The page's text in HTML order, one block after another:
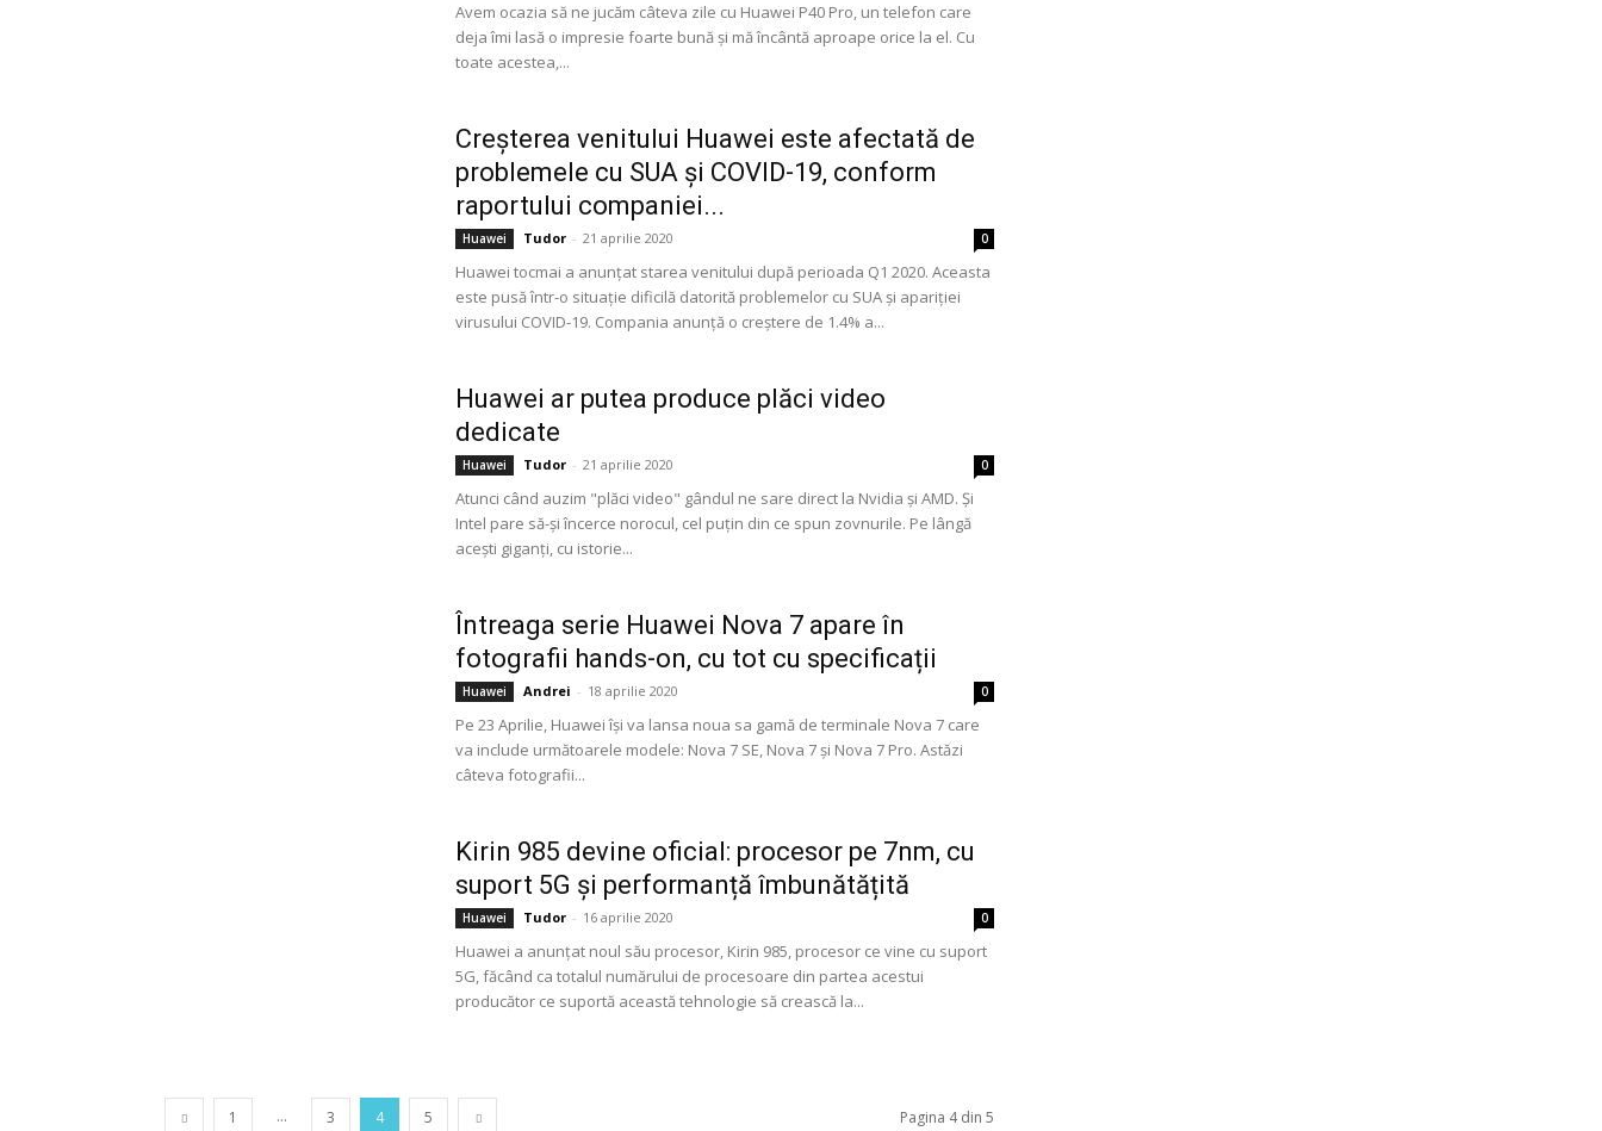
Avem ocazia să ne jucăm câteva zile cu Huawei P40 Pro, un telefon care
deja îmi lasă o impresie foarte bună și mă încântă aproape orice la el. Cu
toate acestea,...
Creșterea venitului Huawei este afectată de
problemele cu SUA și COVID-19, conform
raportului companiei...
Huawei Tudor - 21 aprilie 2020 0
Huawei tocmai a anunțat starea venitului după perioada Q1 2020. Aceasta
este pusă într-o situație dificilă datorită problemelor cu SUA și apariției
virusului COVID-19. Compania anunță o creștere de 1.4% a...
Huawei ar putea produce plăci video
dedicate
Huawei Tudor - 21 aprilie 2020 0
Atunci când auzim "plăci video" gândul ne sare direct la Nvidia și AMD. Și
Intel pare să-și încerce norocul, cel puțin din ce spun zovnurile. Pe lângă
acești giganți, cu istorie...
Întreaga serie Huawei Nova 7 apare în
fotografii hands-on, cu tot cu specificații
Huawei Andrei - 18 aprilie 2020 0
Pe 23 Aprilie, Huawei își va lansa noua sa gamă de terminale Nova 7 care
va include următoarele modele: Nova 7 SE, Nova 7 și Nova 7 Pro. Astăzi
câteva fotografii...
Kirin 985 devine oficial: procesor pe 7nm, cu
suport 5G și performanță îmbunătățită
Huawei Tudor - 16 aprilie 2020 0
Huawei a anunțat noul său procesor, Kirin 985, procesor ce vine cu suport
5G, făcând ca totalul numărului de procesoare din partea acestui
producător ce suportă această tehnologie să crească la...
1 ... 3 4 5 Pagina 4 din 5